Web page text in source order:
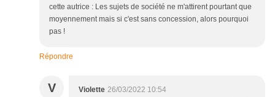
cette autrice : Les sujets de société ne m'attirent pourtant que
moyennement mais si c'est sans concession, alors pourquoi
pas !
Répondre
V Violette 26/03/2022 10:54